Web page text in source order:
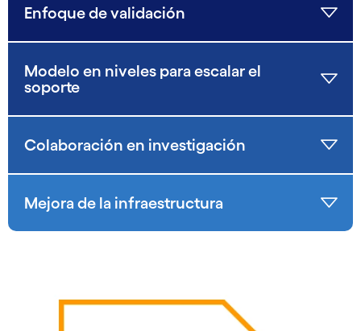
Enfoque de validación
Modelo en niveles para escalar el
soporte
Colaboración en investigación
Mejora de la infraestructura